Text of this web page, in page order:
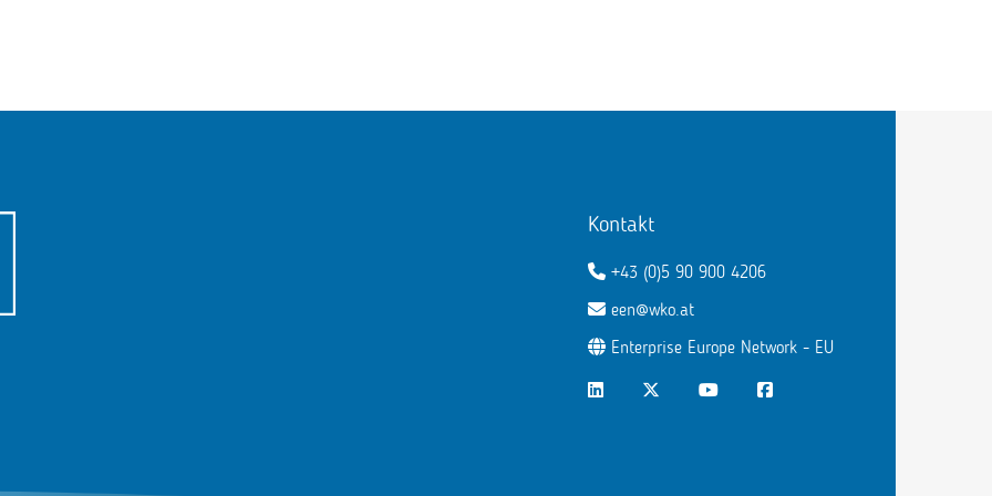
Kontakt
+43 (0)5 90 900 4206
een@wko.at
Enterprise Europe Network - EU
LinkedInTwitterYoutubeFacebook